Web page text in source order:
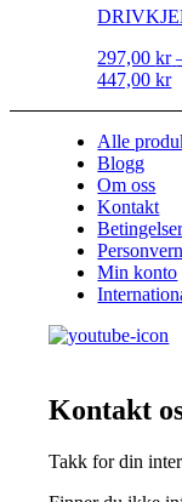
297,00kr
447,00 kr
Alle
Blogg
Om oss
Kontakt
Personvern
Min konto
Kontakt
Takk for din